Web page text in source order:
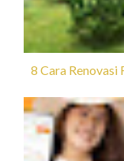
8 Cara Renovasi